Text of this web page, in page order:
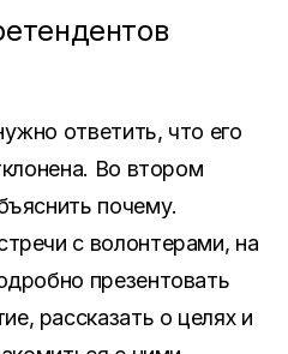
ответить, что его
. Во втором
почему.
с волонтерами, на
презентовать
, рассказать о целях и